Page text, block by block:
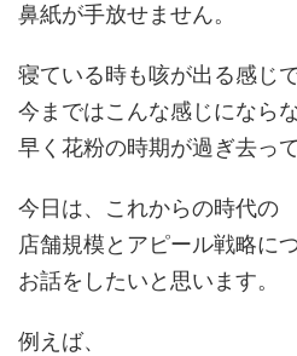
鼻紙が手放せません。
寝ている時も咳が出る感じで
今まではこんな感じになら
早く花粉の時期が過ぎ去っ
今日は、これからの時代の
店舗規模とアピール戦略に
お話をしたいと思います。
例えば、